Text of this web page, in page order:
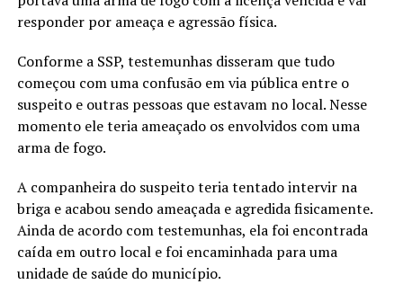
responder por ameaça e agressão física.
Conforme a SSP, testemunhas disseram que tudo
começou com uma confusão em via pública entre o
suspeito e outras pessoas que estavam no local. Nesse
momento ele teria ameaçado os envolvidos com uma
arma de fogo.
A companheira do suspeito teria tentado intervir na
briga e acabou sendo ameaçada e agredida fisicamente.
Ainda de acordo com testemunhas, ela foi encontrada
caída em outro local e foi encaminhada para uma
unidade de saúde do município.